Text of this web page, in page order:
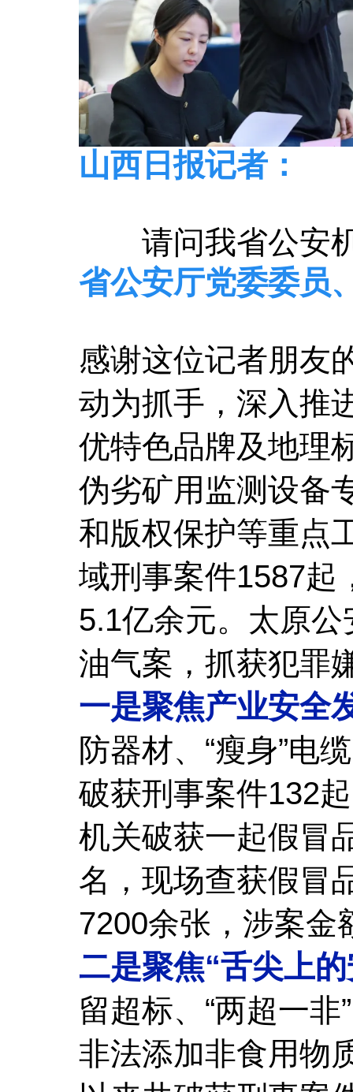
山西日报记者：
请问我省公安
省公安厅党委委员
感谢这位记者朋友
动为抓手，深入推
优特色品牌及地理
伪劣矿用监测设备
和版权保护等重点
域刑事案件1587起
5.1亿余元。太原
油气案，抓获犯罪
一是聚焦产业安全
防器材、“瘦身”电
破获刑事案件132
机关破获一起假冒
名，现场查获假冒
7200余张，涉案金
二是聚焦“舌尖上
留超标、“两超一
非法添加非食用物